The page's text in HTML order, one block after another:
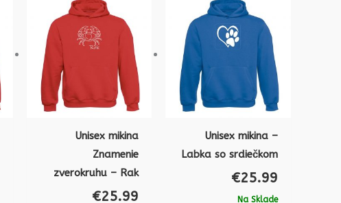
Unisex mikina
Znamenie
zverokruhu – Rak
€25.99
Unisex mikina –
Labka so srdiečkom
€25.99
Na Sklade